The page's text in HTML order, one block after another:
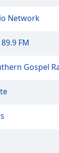
Network
FM
Gospel